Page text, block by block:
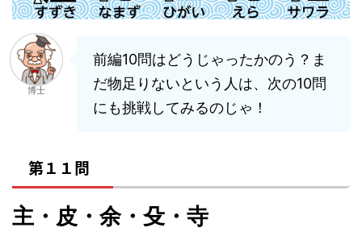
博士
前編10問はどうじゃったかのう？ま
だ物足りないという人は、次の10問
にも挑戦してみるのじゃ！
第１１問
主・皮・余・殳・寺